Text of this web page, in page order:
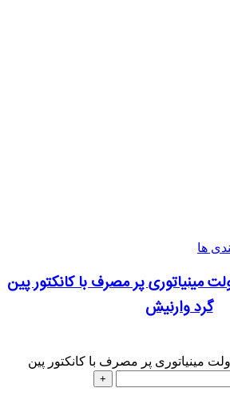
ها
آرمیچر 3 تا 6 ولت مینیاتوری پر مصرف با کانکتور پین
گرد وارنیش
موتور آرمیچر 3 تا 6 ولت مینیاتوری پر مصرف با کانکتور پین